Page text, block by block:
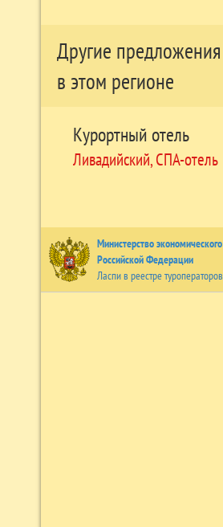
Другие предложения
в этом регионе
Курортный отель
Ливадийский, СПА-отель
Министерство
Российской Федерации
Ласпи в реестре туроператоров